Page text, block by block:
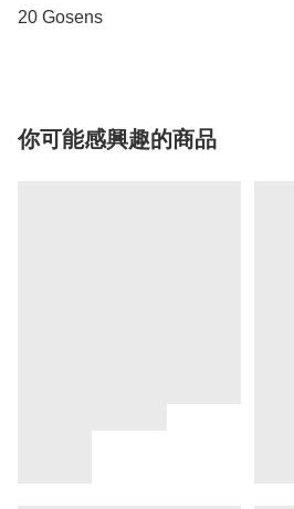
20 Gosens
你可能感興趣的商品